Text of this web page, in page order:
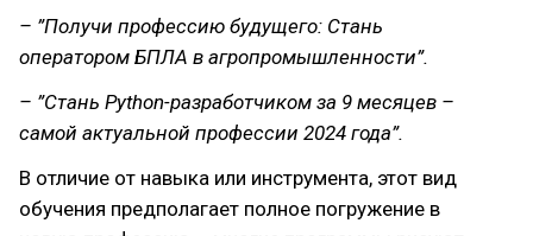
– ”Получи профессию будущего: Стань
оператором БПЛА в агропромышленности”.
– ”Стань Python-разработчиком за 9 месяцев –
самой актуальной профессии 2024 года”.
В отличие от навыка или инструмента, этот вид
обучения предполагает полное погружение в